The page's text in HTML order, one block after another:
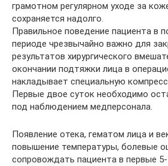
грамотном регулярном уходе за
сохраняется надолго.
Правильное поведение пациента в
периоде чрезвычайно важно для
результатов хирургического
окончании подтяжки лица в
накладывает специальную
Первые двое суток необходимо
под наблюдением медперсонала.
Появление отека, гематом лица и
повышение температуры, болевые
сопровождать пациента в первые